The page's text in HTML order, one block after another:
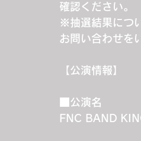
確認ください。
※抽選結果につ
お問い合わせを
【公演情報】
■公演名
FNC BAND